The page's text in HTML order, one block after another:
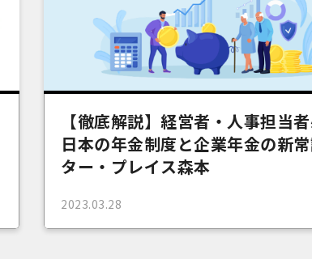
【徹底解説】経営者・人事担当者
日本の年金制度と企業年金の新
ター・プレイス森本
2023.03.28